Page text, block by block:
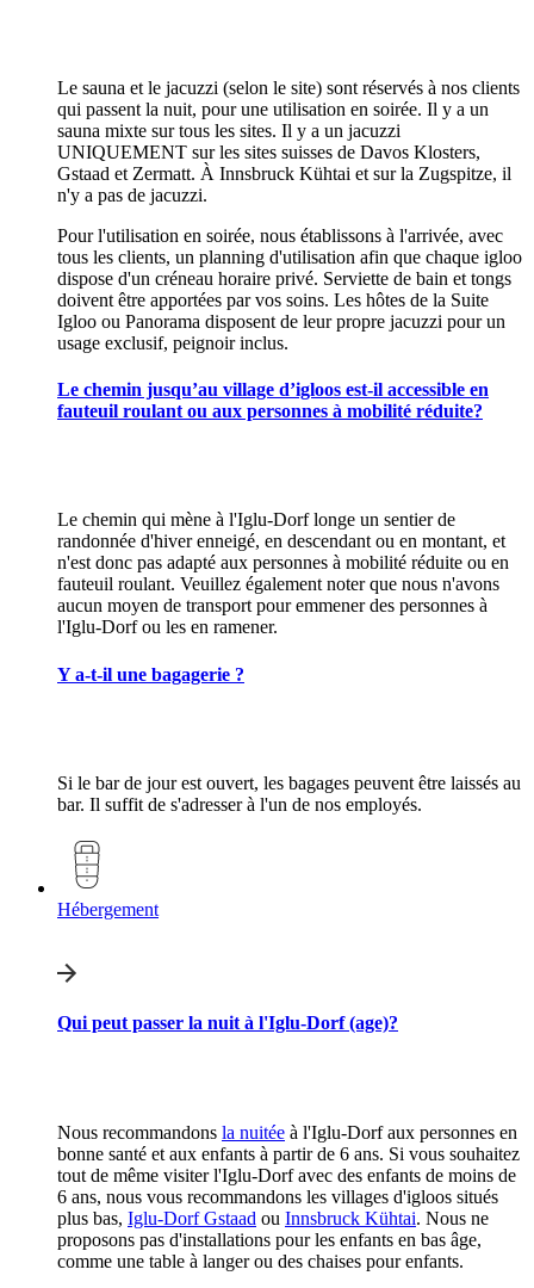
Le sauna et le jacuzzi (selon le site) sont réservés à nos clients
qui passent la nuit, pour une utilisation en soirée. Il y a un
sauna mixte sur tous les sites. Il y a un jacuzzi
UNIQUEMENT sur les sites suisses de Davos Klosters,
Gstaad et Zermatt. À Innsbruck Kühtai et sur la Zugspitze, il
n'y a pas de jacuzzi.
Pour l'utilisation en soirée, nous établissons à l'arrivée, avec
tous les clients, un planning d'utilisation afin que chaque igloo
dispose d'un créneau horaire privé. Serviette de bain et tongs
doivent être apportées par vos soins. Les hôtes de la Suite
Igloo ou Panorama disposent de leur propre jacuzzi pour un
usage exclusif, peignoir inclus.
Le chemin jusqu’au village d’igloos est-il accessible en
fauteuil roulant ou aux personnes à mobilité réduite?
Le chemin qui mène à l'Iglu-Dorf longe un sentier de
randonnée d'hiver enneigé, en descendant ou en montant, et
n'est donc pas adapté aux personnes à mobilité réduite ou en
fauteuil roulant. Veuillez également noter que nous n'avons
aucun moyen de transport pour emmener des personnes à
l'Iglu-Dorf ou les en ramener.
Y a-t-il une bagagerie ?
Si le bar de jour est ouvert, les bagages peuvent être laissés au
bar. Il suffit de s'adresser à l'un de nos employés.
Hébergement
Qui peut passer la nuit à l'Iglu-Dorf (age)?
Nous recommandons la nuitée à l'Iglu-Dorf aux personnes en
bonne santé et aux enfants à partir de 6 ans. Si vous souhaitez
tout de même visiter l'Iglu-Dorf avec des enfants de moins de
6 ans, nous vous recommandons les villages d'igloos situés
plus bas, Iglu-Dorf Gstaad ou Innsbruck Kühtai. Nous ne
proposons pas d'installations pour les enfants en bas âge,
comme une table à langer ou des chaises pour enfants.